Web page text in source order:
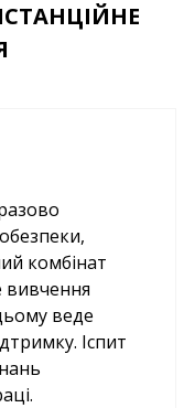
комбінат
вивчення
веде
Іспит